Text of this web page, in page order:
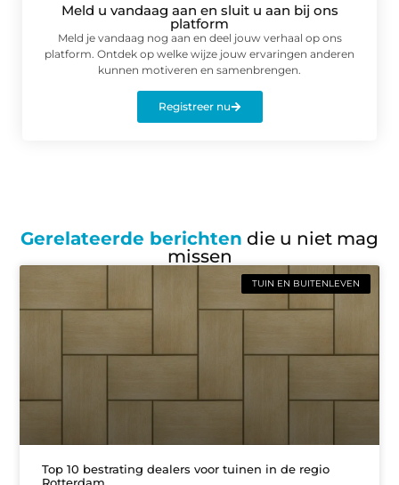
Meld u vandaag aan en sluit u aan bij ons
platform
Meld je vandaag nog aan en deel jouw verhaal op ons
platform. Ontdek op welke wijze jouw ervaringen anderen
kunnen motiveren en samenbrengen.
Registreer nu
Gerelateerde berichten die u niet mag
missen
TUIN EN BUITENLEVEN
Top 10 bestrating dealers voor tuinen in de regio
Rotterdam